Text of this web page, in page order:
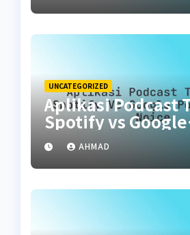
UNCATEGORIZED
Aplikasi Podcast
Spotify vs Google
Podcasts vs Noice
AHMAD